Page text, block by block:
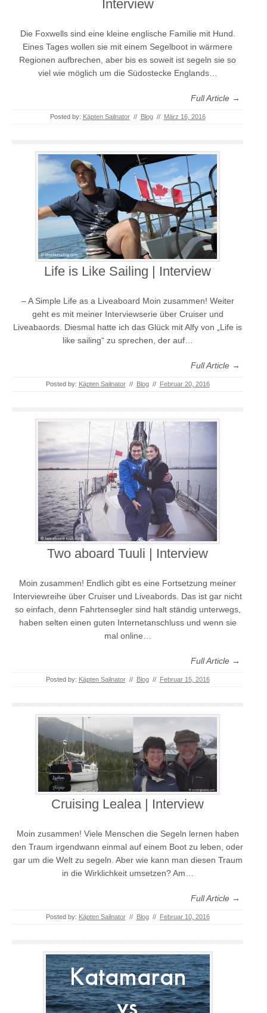
Interview
Die Foxwells sind eine kleine englische Familie mit Hund.
Eines Tages wollen sie mit einem Segelboot in wärmere
Regionen aufbrechen, aber bis es soweit ist segeln sie so
viel wie möglich um die Südostecke Englands…
Full Article →
Posted by: Käpten Sailnator // Blog // März 16, 2016
Life is Like Sailing | Interview
– A Simple Life as a Liveaboard Moin zusammen! Weiter
geht es mit meiner Interviewserie über Cruiser und
Liveabaords. Diesmal hatte ich das Glück mit Alfy von „Life is
like sailing“ zu sprechen, der auf…
Full Article →
Posted by: Käpten Sailnator // Blog // Februar 20, 2016
Two aboard Tuuli | Interview
Moin zusammen! Endlich gibt es eine Fortsetzung meiner
Interviewreihe über Cruiser und Liveabords. Das ist gar nicht
so einfach, denn Fahrtensegler sind halt ständig unterwegs,
haben selten einen guten Internetanschluss und wenn sie
mal online…
Full Article →
Posted by: Käpten Sailnator // Blog // Februar 15, 2016
Cruising Lealea | Interview
Moin zusammen! Viele Menschen die Segeln lernen haben
den Traum irgendwann einmal auf einem Boot zu leben, oder
gar um die Welt zu segeln. Aber wie kann man diesen Traum
in die Wirklichkeit umsetzen? Am…
Full Article →
Posted by: Käpten Sailnator // Blog // Februar 10, 2016